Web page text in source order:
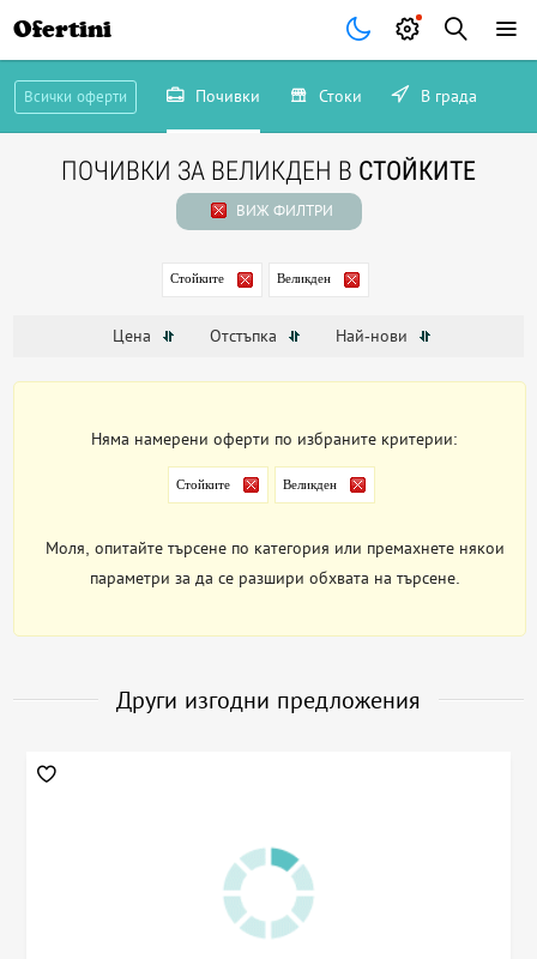
Ofertini
Всички оферти Почивки Стоки В града
ПОЧИВКИ ЗА ВЕЛИКДЕН В СТОЙКИТЕ
ВИЖ ФИЛТРИ
Стойките Великден
Цена Отстъпка Най-нови
Няма намерени оферти по избраните критерии:
Стойките Великден
Моля, опитайте търсене по категория или премахнете някои
параметри за да се разшири обхвата на търсене.
Други изгодни предложения